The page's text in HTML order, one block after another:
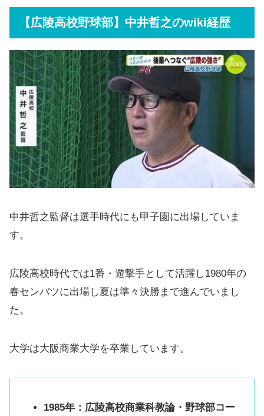
【広陵高校野球部】中井哲之のwiki経歴
中井哲之監督は選手時代にも甲子園に出場していま
す。
広陵高校時代では1番・遊撃手として活躍し1980年の
春センバツに出場し夏は準々決勝まで進んでいまし
た。
大学は大阪商業大学を卒業しています。
1985年：広陵高校商業科教論・野球部コー